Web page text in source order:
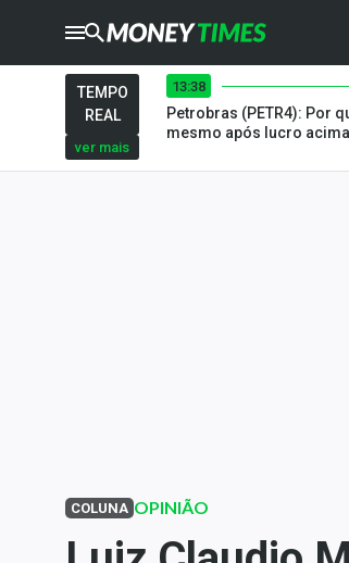
CRYPTOTIMES
TIMES
Ibovespa
Carteiras Recomendadas
Central de Dividendos
TEMPO
REAL
ver mais
13:38
Petrobras (PETR4): Por
mesmo após lucro
COLUNA OPINIÃO